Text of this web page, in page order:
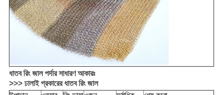
ধাতব রিং জাল পর্দার সাধারণ আকারঃ
>>> ঢালাই প্রকারের ধাতব রিং জাল